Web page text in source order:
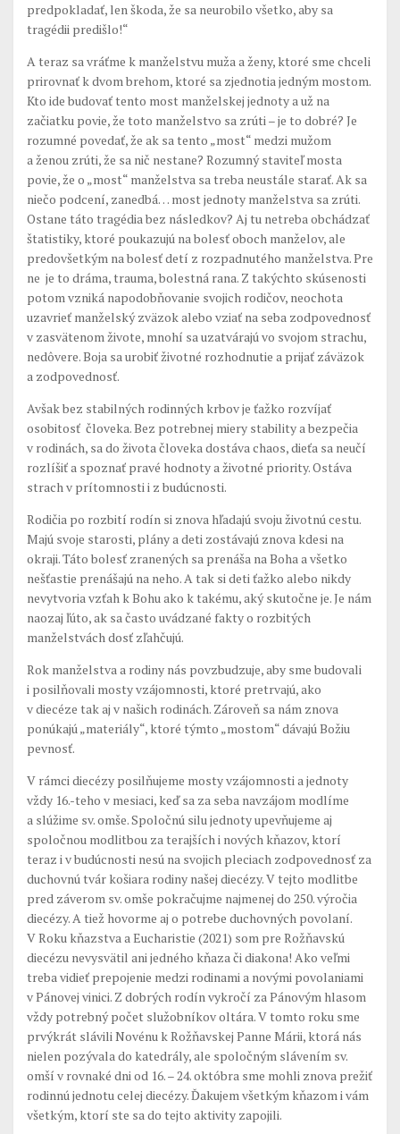
predpokladať, len škoda, že sa neurobilo všetko, aby sa
tragédii predišlo!“
A teraz sa vráťme k manželstvu muža a ženy, ktoré sme chceli
prirovnať k dvom brehom, ktoré sa zjednotia jedným mostom.
Kto ide budovať tento most manželskej jednoty a už na
začiatku povie, že toto manželstvo sa zrúti – je to dobré? Je
rozumné povedať, že ak sa tento „most“ medzi mužom
a ženou zrúti, že sa nič nestane? Rozumný staviteľ mosta
povie, že o „most“ manželstva sa treba neustále starať. Ak sa
niečo podcení, zanedbá… most jednoty manželstva sa zrúti.
Ostane táto tragédia bez následkov? Aj tu netreba obchádzať
štatistiky, ktoré poukazujú na bolesť oboch manželov, ale
predovšetkým na bolesť detí z rozpadnutého manželstva. Pre
ne je to dráma, trauma, bolestná rana. Z takýchto skúsenosti
potom vzniká napodobňovanie svojich rodičov, neochota
uzavrieť manželský zväzok alebo vziať na seba zodpovednosť
v zasvätenom živote, mnohí sa uzatvárajú vo svojom strachu,
nedôvere. Boja sa urobiť životné rozhodnutie a prijať záväzok
a zodpovednosť.
Avšak bez stabilných rodinných krbov je ťažko rozvíjať
osobitosť človeka. Bez potrebnej miery stability a bezpečia
v rodinách, sa do života človeka dostáva chaos, dieťa sa neučí
rozlíšiť a spoznať pravé hodnoty a životné priority. Ostáva
strach v prítomnosti i z budúcnosti.
Rodičia po rozbití rodín si znova hľadajú svoju životnú cestu.
Majú svoje starosti, plány a deti zostávajú znova kdesi na
okraji. Táto bolesť zranených sa prenáša na Boha a všetko
nešťastie prenášajú na neho. A tak si deti ťažko alebo nikdy
nevytvoria vzťah k Bohu ako k takému, aký skutočne je. Je nám
naozaj ľúto, ak sa často uvádzané fakty o rozbitých
manželstvách dosť zľahčujú.
Rok manželstva a rodiny nás povzbudzuje, aby sme budovali
i posilňovali mosty vzájomnosti, ktoré pretrvajú, ako
v diecéze tak aj v našich rodinách. Zároveň sa nám znova
ponúkajú „materiály“, ktoré týmto „mostom“ dávajú Božiu
pevnosť.
V rámci diecézy posilňujeme mosty vzájomnosti a jednoty
vždy 16.-teho v mesiaci, keď sa za seba navzájom modlíme
a slúžime sv. omše. Spoločnú silu jednoty upevňujeme aj
spoločnou modlitbou za terajších i nových kňazov, ktorí
teraz i v budúcnosti nesú na svojich pleciach zodpovednosť za
duchovnú tvár košiara rodiny našej diecézy. V tejto modlitbe
pred záverom sv. omše pokračujme najmenej do 250. výročia
diecézy. A tiež hovorme aj o potrebe duchovných povolaní.
V Roku kňazstva a Eucharistie (2021) som pre Rožňavskú
diecézu nevysvätil ani jedného kňaza či diakona! Ako veľmi
treba vidieť prepojenie medzi rodinami a novými povolaniami
v Pánovej vinici. Z dobrých rodín vykročí za Pánovým hlasom
vždy potrebný počet služobníkov oltára. V tomto roku sme
prvýkrát slávili Novénu k Rožňavskej Panne Márii, ktorá nás
nielen pozývala do katedrály, ale spoločným slávením sv.
omší v rovnaké dni od 16. – 24. októbra sme mohli znova prežiť
rodinnú jednotu celej diecézy. Ďakujem všetkým kňazom i vám
všetkým, ktorí ste sa do tejto aktivity zapojili.